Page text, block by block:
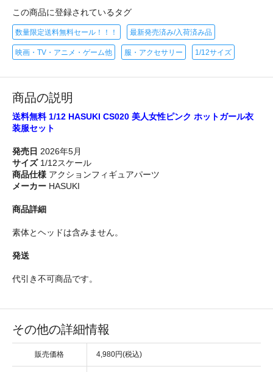
この商品に登録されているタグ
数量限定送料無料セール！！！ 最新発売済み/入荷済み品
映画・TV・アニメ・ゲーム他 服・アクセサリー 1/12サイズ
商品の説明
送料無料 1/12 HASUKI CS020 美人女性ピンク ホットガール衣
装服セット
発売日 2026年5月
サイズ1/12スケール
商品仕様 アクションフィギュアパーツ
メーカー HASUKI
商品詳細
素体とヘッドは含みません。
発送
代引き不可商品です。
その他の詳細情報
販売価格 4,980円(税込)